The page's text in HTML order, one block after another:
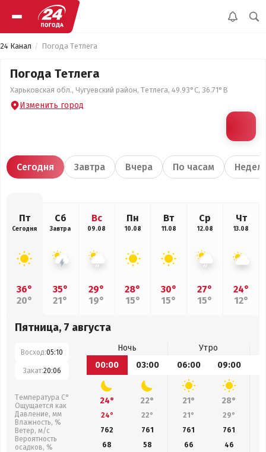
24 Канал Погода Тетлега
Погода Тетлега
Харьковская обл., Чугуевский район, Тетлега, 49.93°С, 36.71°В
Изменить город
Сегодня Завтра Вчера По часам
Пт
Сегодня
36°
20°
Сб
Завтра
35°
21°
Вс
09.08
29°
19°
Пн
10.08
28°
15°
Вт
11.08
30°
15°
Ср
12.08
27°
15°
Чт
13.08
24°
12°
Пятница, 7 августа
Восход:05:10
Закат:20:06
Температура С°
Ощущается как
Давление, мм
Влажность, %
Ветер, м/с
Вероятность
осадков, %
Ночь
Утро
00:00
03:00 06:00 09:00
24° 22° 21° 28°
24° 22° 21° 29°
762
761 761 761
68
58 66 46